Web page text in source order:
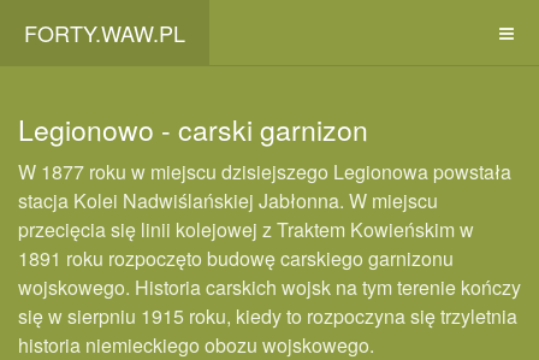
FORTY.WAW.PL
Legionowo - carski garnizon
W 1877 roku w miejscu dzisiejszego Legionowa powstała
stacja Kolei Nadwiślańskiej Jabłonna. W miejscu
przecięcia się linii kolejowej z Traktem Kowieńskim w
1891 roku rozpoczęto budowę carskiego garnizonu
wojskowego. Historia carskich wojsk na tym terenie kończy
się w sierpniu 1915 roku, kiedy to rozpoczyna się trzyletnia
historia niemieckiego obozu wojskowego.